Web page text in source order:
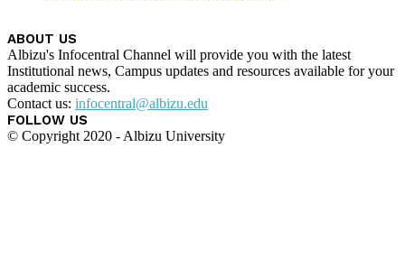
ABOUT US
Albizu's Infocentral Channel will provide you with the latest
Institutional news, Campus updates and resources available for your
academic success.
Contact us: infocentral@albizu.edu
FOLLOW US
© Copyright 2020 - Albizu University